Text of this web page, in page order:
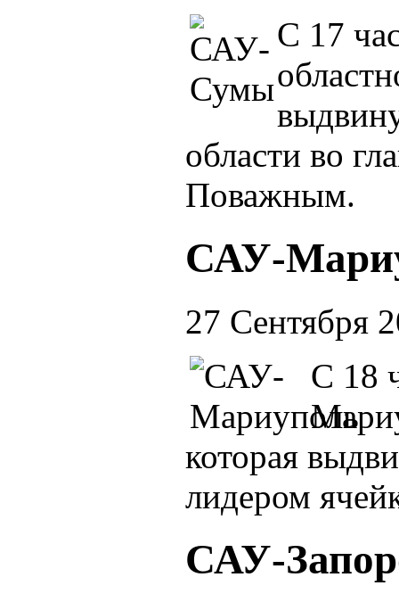
С 17
области во
Поважным.
САУ-
27 Сентября
С 18
которая
лидером
САУ-